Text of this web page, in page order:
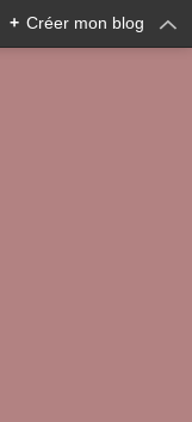
+ Créer mon blog